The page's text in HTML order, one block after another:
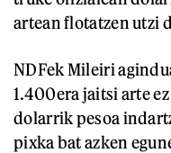
artean flotatzen utzi
NDFek Mileiri
1.400era jaitsi arte
dolarrik pesoa
pixka bat azken